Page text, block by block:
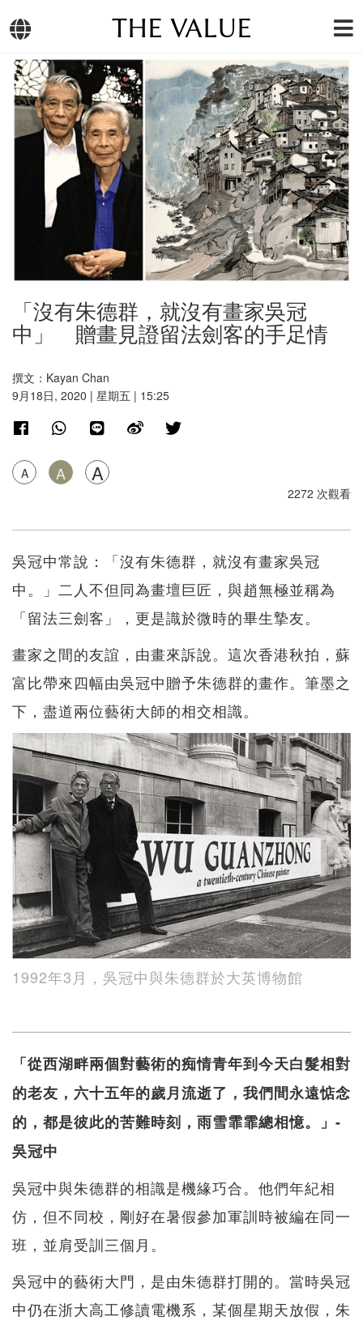
THE VALUE
「沒有朱德群，就沒有畫家吳冠
中」 贈畫見證留法劍客的手足情
撰文：Kayan Chan
9月18日, 2020 | 星期五 | 15:25
A A A
2272 次觀看
吳冠中常說：「沒有朱德群，就沒有畫家吳冠
中。」二人不但同為畫壇巨匠，與趙無極並稱為
「留法三劍客」，更是識於微時的畢生摯友。
畫家之間的友誼，由畫來訴說。這次香港秋拍，蘇
富比帶來四幅由吳冠中贈予朱德群的畫作。筆墨之
下，盡道兩位藝術大師的相交相識。
1992年3月，吳冠中與朱德群於大英博物館
「從西湖畔兩個對藝術的痴情青年到今天白髮相對
的老友，六十五年的歲月流逝了，我們間永遠惦念
的，都是彼此的苦難時刻，雨雪霏霏總相憶。」-
吳冠中
吳冠中與朱德群的相識是機緣巧合。他們年紀相
仿，但不同校，剛好在暑假參加軍訓時被編在同一
班，並肩受訓三個月。
吳冠中的藝術大門，是由朱德群打開的。當時吳冠
中仍在浙大高工修讀電機系，某個星期天放假，朱